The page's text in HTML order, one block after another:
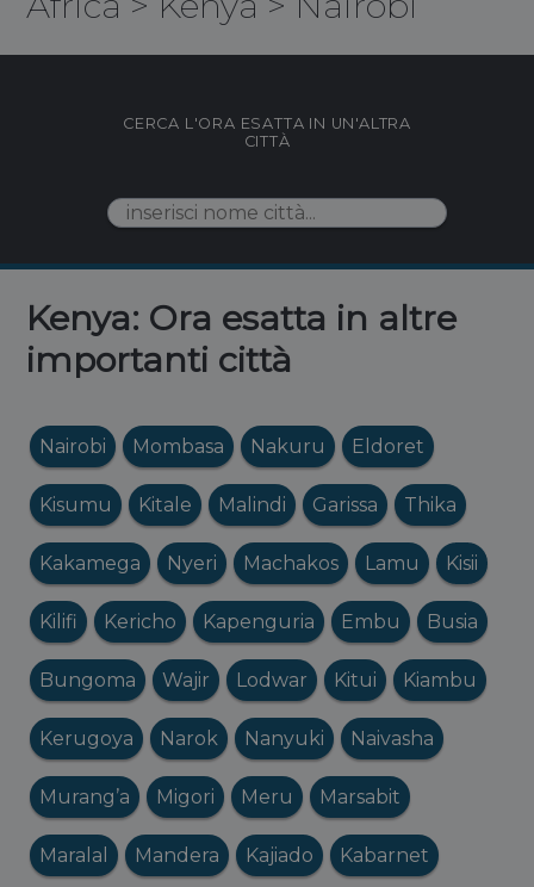
CERCA L'ORA ESATTA IN UN'ALTRA
CITTÀ
Kenya: Ora esatta in altre
importanti città
Nairobi Mombasa Nakuru Eldoret
Kisumu Kitale Malindi Garissa Thika
Kakamega Nyeri Machakos Lamu Kisii
Kilifi Kericho Kapenguria Embu Busia
Bungoma Wajir Lodwar Kitui Kiambu
Kerugoya Narok Nanyuki Naivasha
Murang’a Migori Meru Marsabit
Maralal Mandera Kajiado Kabarnet